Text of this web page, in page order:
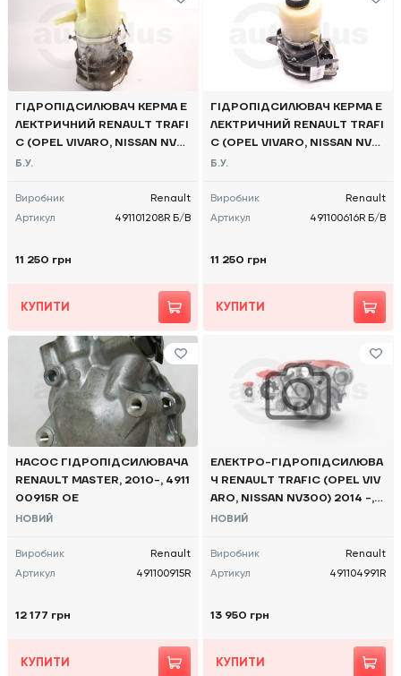
ГІДРОПІДСИЛЮВАЧ КЕРМА Е
ЛЕКТРИЧНИЙ RENAULT TRAFI
C (OPEL VIVARO, NISSAN NV3
00) 2014 -, 491101208R Б/В
Б.У.
Виробник
Renault
Артикул
491101208R Б/В
11 250 грн
КУПИТИ
ГІДРОПІДСИЛЮВАЧ КЕРМА Е
ЛЕКТРИЧНИЙ RENAULT TRAFI
C (OPEL VIVARO, NISSAN NV3
00) 2014 -, 491100616R Б/В
Б.У.
Виробник
Renault
Артикул
491100616R Б/В
11 250 грн
КУПИТИ
НАСОС ГІДРОПІДСИЛЮВАЧА
RENAULT MASTER, 2010-, 4911
00915R OE
НОВИЙ
Виробник
Renault
Артикул
491100915R
12 177 грн
КУПИТИ
ЕЛЕКТРО-ГІДРОПІДСИЛЮВА
Ч RENAULT TRAFIC (OPEL VIV
ARO, NISSAN NV300) 2014 -,4
91104991R OE
НОВИЙ
Виробник
Renault
Артикул
491104991R
13 950 грн
КУПИТИ